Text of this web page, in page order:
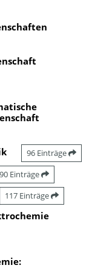
96 Einträge
90 Einträge
117 Einträge